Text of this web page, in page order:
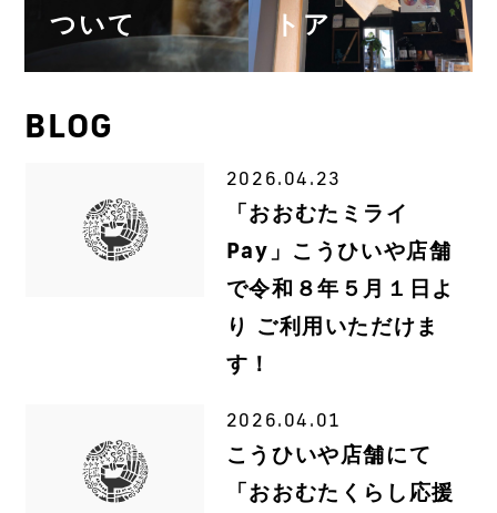
ついて
トア
BLOG
2026.04.23
「おおむたミライ
Pay」こうひいや店舗
で令和８年５月１日よ
り ご利用いただけま
す！
2026.04.01
こうひいや店舗にて
「おおむたくらし応援